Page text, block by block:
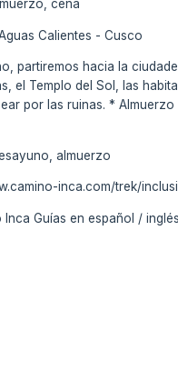
cena
Calientes - Cusco
partiremos hacia la
el Templo del Sol, las
por las ruinas. *
almuerzo
inca.com/trek/
Inca Guías en español /